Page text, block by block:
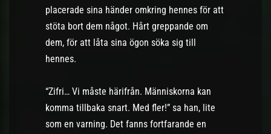
placerade sina händer omkring hennes för att
stöta bort dem något. Hårt greppande om
dem, för att låta sina ögon söka sig till
hennes.
“Zifri… Vi måste härifrån. Människorna kan
komma tillbaka snart. Med fler!” sa han, lite
som en varning. Det fanns fortfarande en